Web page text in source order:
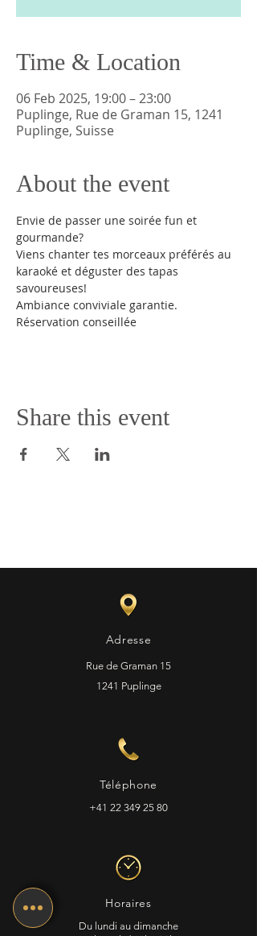
Time & Location
06 Feb 2025, 19:00 – 23:00
Puplinge, Rue de Graman 15, 1241
Puplinge, Suisse
About the event
Envie de passer une soirée fun et
gourmande?
Viens chanter tes morceaux préférés au
karaoké et déguster des tapas
savoureuses!
Ambiance conviviale garantie.
Réservation conseillée
Share this event
Adresse
Rue de Graman 15
1241 Puplinge
Téléphone
+41 22 349 25 80
Horaires
Du lundi au dimanche